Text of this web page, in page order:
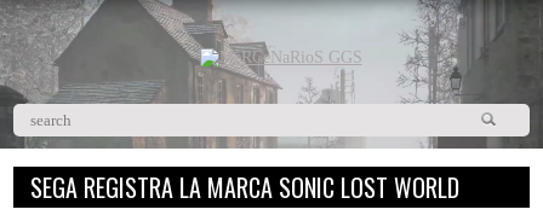
SEGA REGISTRA LA MARCA SONIC LOST WORLD